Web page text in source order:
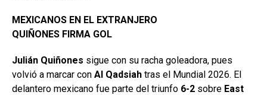
MEXICANOS EN EL EXTRANJERO
QUIÑONES FIRMA GOL
Julián Quiñones sigue con su racha goleadora, pues
volvió a marcar con Al Qadsiah tras el Mundial 2026. El
delantero mexicano fue parte del triunfo 6-2 sobre East